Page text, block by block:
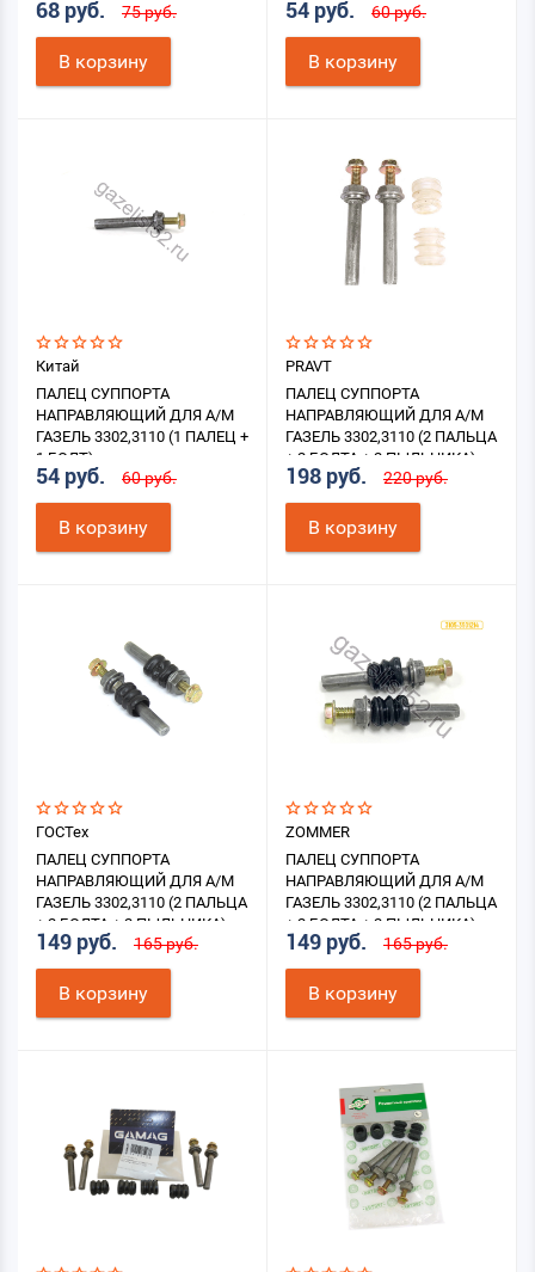
68 руб. 75 руб.
В корзину
54 руб. 60 руб.
В корзину
Китай
ПАЛЕЦ СУППОРТА
НАПРАВЛЯЮЩИЙ ДЛЯ А/М
ГАЗЕЛЬ 3302,3110 (1 ПАЛЕЦ +
1 БОЛТ)
54 руб. 60 руб.
В корзину
PRAVT
ПАЛЕЦ СУППОРТА
НАПРАВЛЯЮЩИЙ ДЛЯ А/М
ГАЗЕЛЬ 3302,3110 (2 ПАЛЬЦА
+ 2 БОЛТА + 2 ПЫЛЬНИКА)
198 руб. 220 руб.
В корзину
ГОСТех
ПАЛЕЦ СУППОРТА
НАПРАВЛЯЮЩИЙ ДЛЯ А/М
ГАЗЕЛЬ 3302,3110 (2 ПАЛЬЦА
+ 2 БОЛТА + 2 ПЫЛЬНИКА)
149 руб. 165 руб.
В корзину
ZOMMER
ПАЛЕЦ СУППОРТА
НАПРАВЛЯЮЩИЙ ДЛЯ А/М
ГАЗЕЛЬ 3302,3110 (2 ПАЛЬЦА
+ 2 БОЛТА + 2 ПЫЛЬНИКА)
149 руб. 165 руб.
В корзину